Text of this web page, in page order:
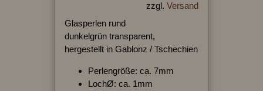
zzgl. Versand
Glasperlen rund
dunkelgrün transparent,
hergestellt in Gablonz / Tschechien
Perlengröße: ca. 7mm
LochØ: ca. 1mm